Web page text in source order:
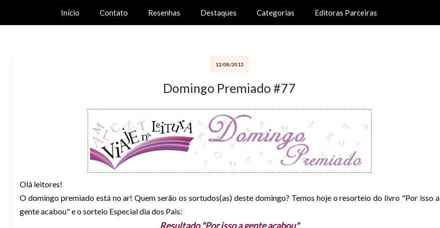
Início Contato Resenhas Destaques Categorias Editoras Parceiras
12/08/2012
Domingo Premiado #77
Olá leitores!
O domingo premiado está no ar! Quem serão os sortudos(as) deste domingo? Temos hoje o resorteio do livro "Por isso a
gente acabou" e o sorteio Especial dia dos Pais:
Resultado "Por isso a gente acabou"